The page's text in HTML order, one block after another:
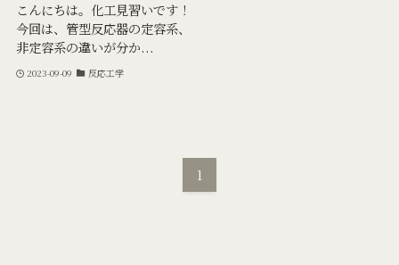
こんにちは。化工見習いです！
今回は、管型反応器の定容系、
非定容系の違いが分か...
2023-09-09 反応工学
1